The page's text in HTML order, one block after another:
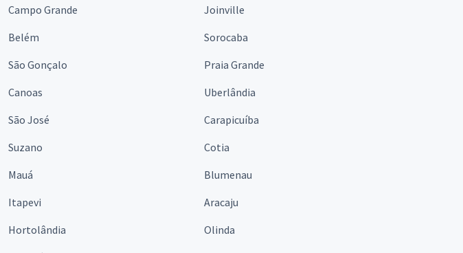
Campo Grande
Joinville
Belém
Sorocaba
São Gonçalo
Praia Grande
Canoas
Uberlândia
São José
Carapicuíba
Suzano
Cotia
Mauá
Blumenau
Itapevi
Aracaju
Hortolândia
Olinda